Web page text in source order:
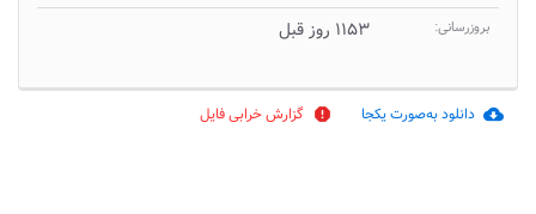
بروزرسانی: ۱۱۵۳ روز قبل
cloud_download دانلود به‌صورت یکجا report گزارش خرابی فایل